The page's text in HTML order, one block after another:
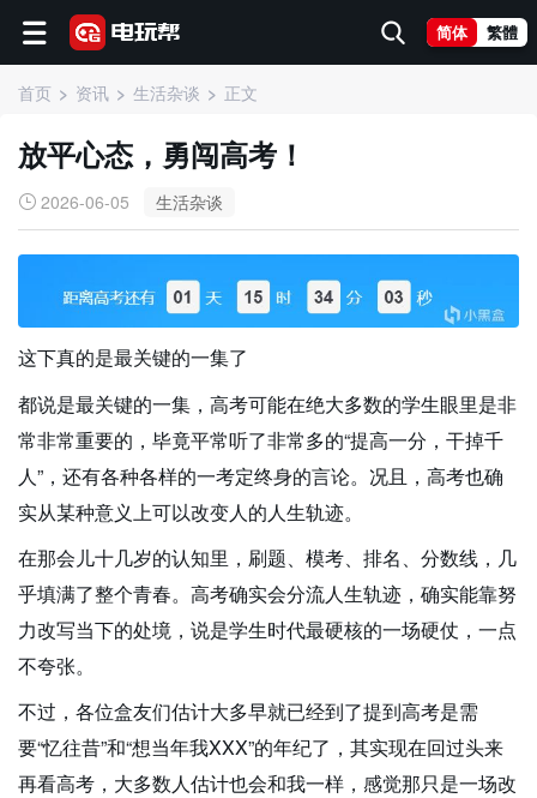
简体 繁體
首页 资讯 生活杂谈 正文
放平心态，勇闯高考！
2026-06-05 生活杂谈
这下真的是最关键的一集了
都说是最关键的一集，高考可能在绝大多数的学生眼里是非
常非常重要的，毕竟平常听了非常多的“提高一分，干掉千
人”，还有各种各样的一考定终身的言论。况且，高考也确
实从某种意义上可以改变人的人生轨迹。
在那会儿十几岁的认知里，刷题、模考、排名、分数线，几
乎填满了整个青春。高考确实会分流人生轨迹，确实能靠努
力改写当下的处境，说是学生时代最硬核的一场硬仗，一点
不夸张。
不过，各位盒友们估计大多早就已经到了提到高考是需
要“忆往昔”和“想当年我XXX”的年纪了，其实现在回过头来
再看高考，大多数人估计也会和我一样，感觉那只是一场改